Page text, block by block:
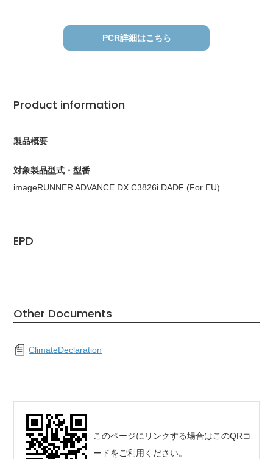
PCR詳細はこちら
Product information
製品概要
対象製品型式・型番
imageRUNNER ADVANCE DX C3826i DADF (For EU)
EPD
Other Documents
ClimateDeclaration
このページにリンクする場合はこのQRコ
ードをご利用ください。